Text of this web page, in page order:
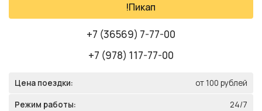
!Пикап
+7 (36569) 7-77-00
+7 (978) 117-77-00
Цена поездки: от 100 рублей
Режим работы: 24/7